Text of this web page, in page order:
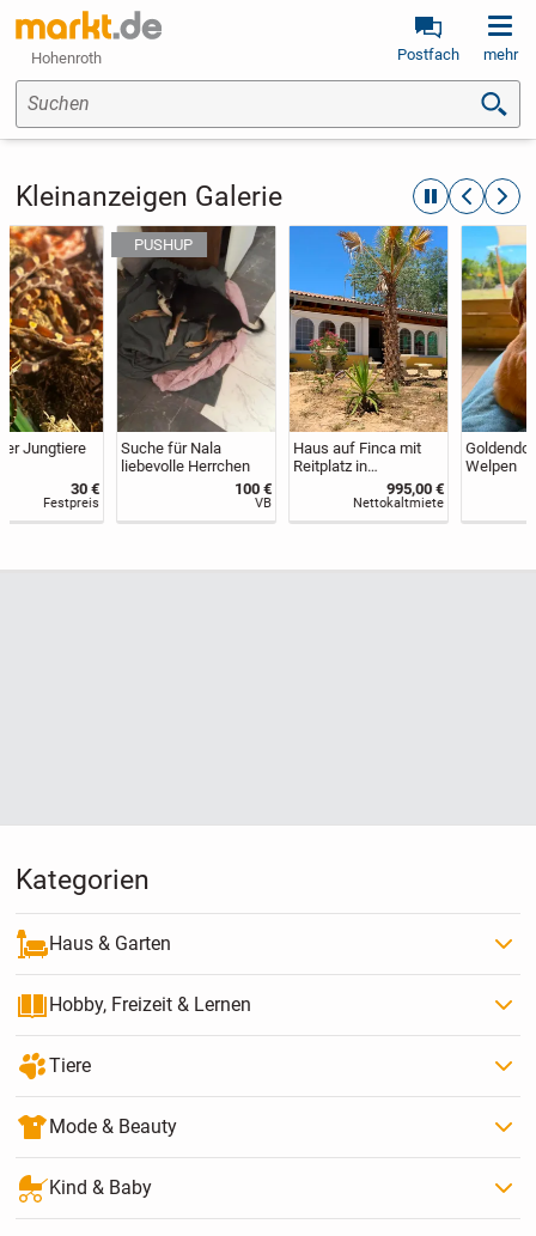
Hohenroth Postfach mehr
Suchen
Kleinanzeigen Galerie automatische
Suche für Nala
liebevolle Herrchen
Haus auf Finca mit
Reitplatz in
Andalusien zu
vermietenNettokaltmiete
Goldendoodle F1
Welpen
Kategorien
Haus & Garten
Hobby, Freizeit & Lernen
Tiere
Mode & Beauty
Kind & Baby